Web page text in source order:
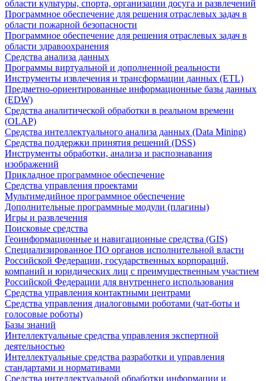
области культуры, спорта, организации досуга и развлечений
Программное обеспечение для решения отраслевых задач в
области пожарной безопасности
Программное обеспечение для решения отраслевых задач в
области здравоохранения
Средства анализа данных
Программы виртуальной и дополненной реальности
Инструменты извлечения и трансформации данных (ETL)
Предметно-ориентированные информационные базы данных
(EDW)
Средства аналитической обработки в реальном времени
(OLAP)
Средства интеллектуального анализа данных (Data Mining)
Средства поддержки принятия решений (DSS)
Инструменты обработки, анализа и распознавания
изображений
Прикладное программное обеспечение
Средства управления проектами
Мультимедийное программное обеспечение
Дополнительные программные модули (плагины)
Игры и развлечения
Поисковые средства
Геоинформационные и навигационные средства (GIS)
Специализированное ПО органов исполнительной власти
Российской Федерации, государственных корпораций,
компаний и юридических лиц с преимущественным участием
Российской Федерации для внутреннего использования
Средства управления контактными центрами
Средства управления диалоговыми роботами (чат-боты и
голосовые роботы)
Базы знаний
Интеллектуальные средства управления экспертной
деятельностью
Интеллектуальные средства разработки и управления
стандартами и нормативами
Средства интеллектуальной обработки информации и